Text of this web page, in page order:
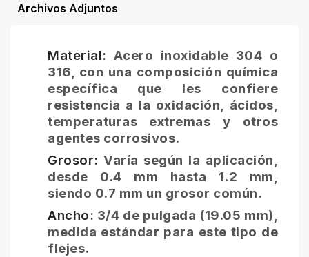
Archivos Adjuntos
Material: Acero inoxidable 304 o
316, con una composición química
específica que les confiere
resistencia a la oxidación, ácidos,
temperaturas extremas y otros
agentes corrosivos.
Grosor: Varía según la aplicación,
desde 0.4 mm hasta 1.2 mm,
siendo 0.7 mm un grosor común.
Ancho: 3/4 de pulgada (19.05 mm),
medida estándar para este tipo de
flejes.